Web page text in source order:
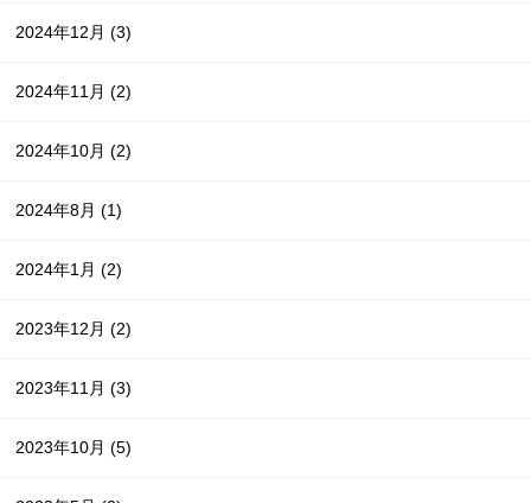
2024年12月(3)
2024年11月(2)
2024年10月(2)
2024年8月(1)
2024年1月(2)
2023年12月(2)
2023年11月(3)
2023年10月(5)